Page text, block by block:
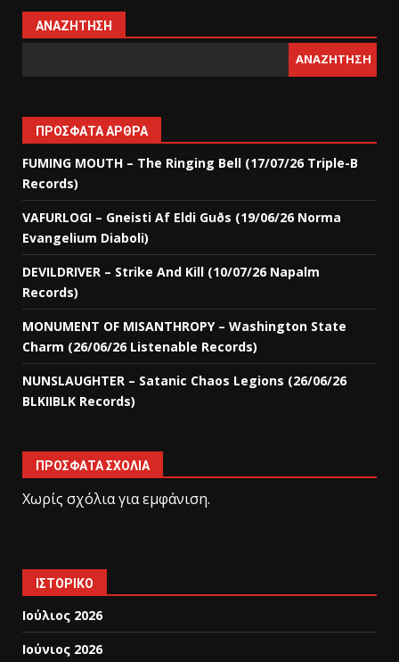
ΑΝΑΖΉΤΗΣΗ
ΑΝΑΖΉΤΗΣΗ
ΠΡΌΣΦΑΤΑ ΆΡΘΡΑ
FUMING MOUTH – The Ringing Bell (17/07/26 Triple-B
Records)
VAFURLOGI – Gneisti Af Eldi Guðs (19/06/26 Norma
Evangelium Diaboli)
DEVILDRIVER – Strike And Kill (10/07/26 Napalm
Records)
MONUMENT OF MISANTHROPY – Washington State
Charm (26/06/26 Listenable Records)
NUNSLAUGHTER – Satanic Chaos Legions (26/06/26
BLKIIBLK Records)
ΠΡΌΣΦΑΤΑ ΣΧΌΛΙΑ
Χωρίς σχόλια για εμφάνιση.
ΙΣΤΟΡΙΚΌ
Ιούλιος 2026
Ιούνιος 2026